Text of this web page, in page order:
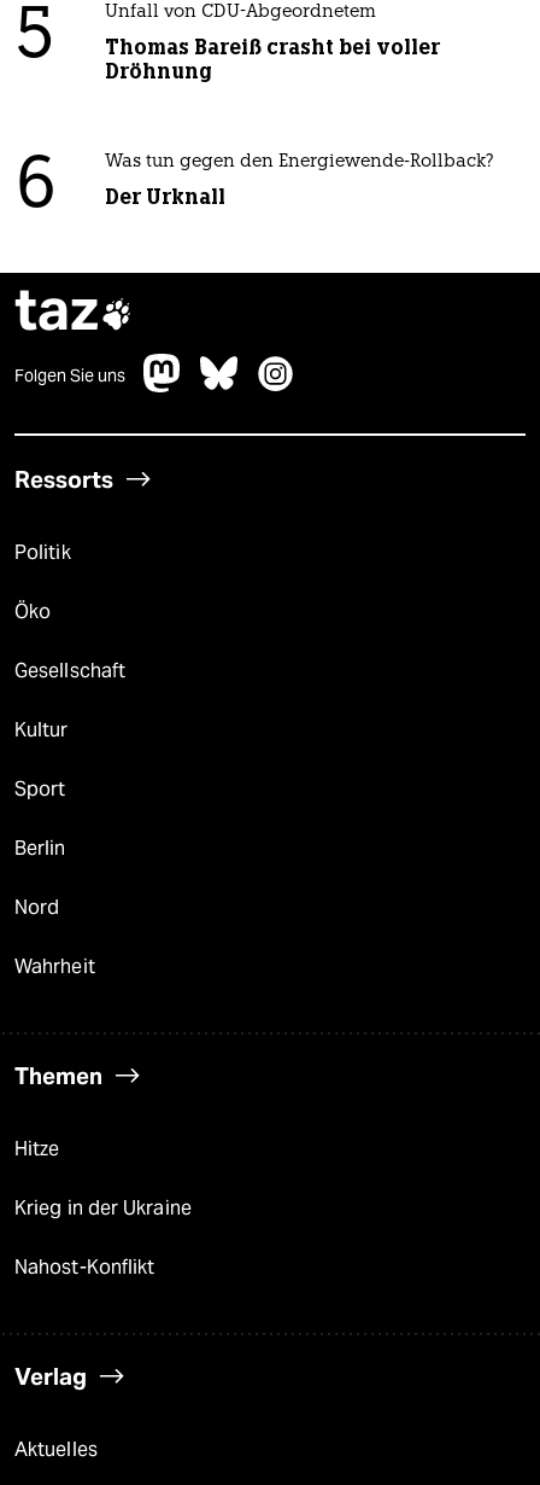
5 Unfall von CDU-Abgeordnetem
Thomas Bareiß crasht bei voller
Dröhnung
6 Was tun gegen den Energiewende-Rollback?
Der Urknall
taz
Folgen Sie uns
Ressorts
Politik
Öko
Gesellschaft
Kultur
Sport
Berlin
Nord
Wahrheit
Themen
Hitze
Krieg in der Ukraine
Nahost-Konflikt
Verlag
Aktuelles